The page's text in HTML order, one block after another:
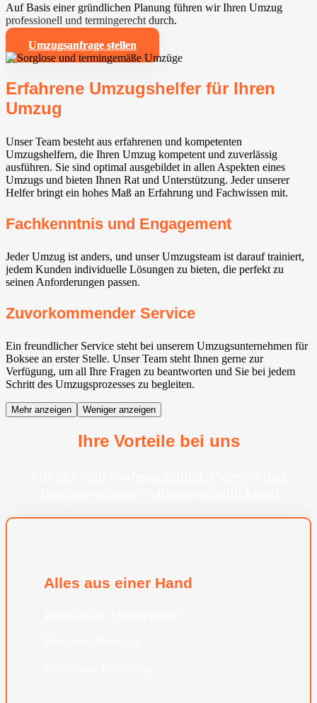
Auf Basis einer gründlichen Planung führen wir Ihren Umzug
professionell und termingerecht durch.
Umzugsanfrage stellen
Erfahrene Umzugshelfer für Ihren
Umzug
Unser Team besteht aus erfahrenen und kompetenten
Umzugshelfern, die Ihren Umzug kompetent und zuverlässig
ausführen. Sie sind optimal ausgebildet in allen Aspekten eines
Umzugs und bieten Ihnen Rat und Unterstützung. Jeder unserer
Helfer bringt ein hohes Maß an Erfahrung und Fachwissen mit.
Fachkenntnis und Engagement
Jeder Umzug ist anders, und unser Umzugsteam ist darauf trainiert,
jedem Kunden individuelle Lösungen zu bieten, die perfekt zu
seinen Anforderungen passen.
Zuvorkommender Service
Ein freundlicher Service steht bei unserem Umzugsunternehmen für
Boksee an erster Stelle. Unser Team steht Ihnen gerne zur
Verfügung, um all Ihre Fragen zu beantworten und Sie bei jedem
Schritt des Umzugsprozesses zu begleiten.
Mehr anzeigen Weniger anzeigen
Ihre Vorteile bei uns
Alles aus einer Hand